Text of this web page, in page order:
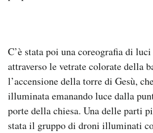
C’è stata poi una coreografia di
attraverso le vetrate colorate della
l’accensione della torre di Gesù,
illuminata emanando luce dalla
porte della chiesa. Una delle parti
stata il gruppo di droni illuminati